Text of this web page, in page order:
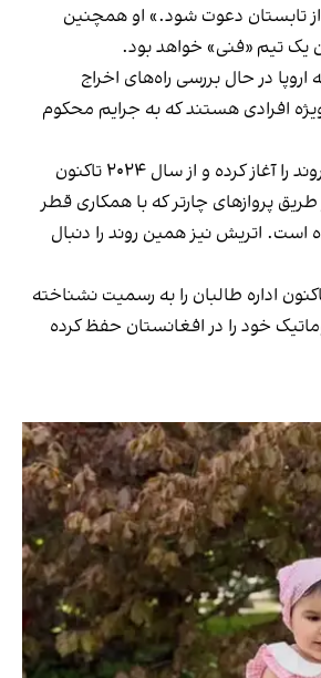
تابستان دعوت شود.» او همچنین
یک تیم «فنی» خواهد بود.
اروپا در حال بررسی راه‌های اخراج
افرادی هستند که به جرایم محکوم
آلمان ماه‌ها قبل این روند را آغاز کرده و از سال ۲۰۲۴ تاکنون
را از طریق پروازهای چارتر که با همکاری قطر
است. اتریش نیز همین روند را دنبال
اداره طالبان را به رسمیت نشناخته
خود را در افغانستان حفظ کرده